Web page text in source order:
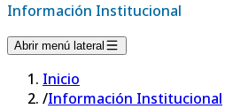
Información Institucional
Abrir menú lateral
Inicio
/Información Institucional